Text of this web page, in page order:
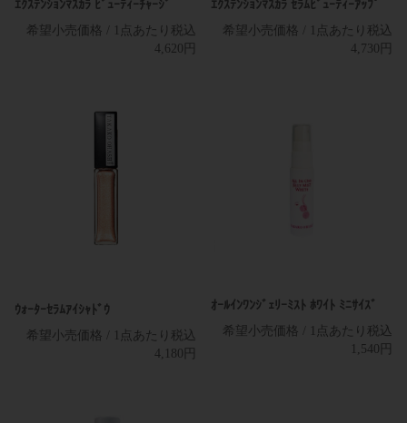
ｴｸｽﾃﾝｼｮﾝﾏｽｶﾗ ﾋﾞｭｰﾃｨｰﾁｬｰｼﾞ
希望小売価格 / 1点あたり税込
4,620円
ｴｸｽﾃﾝｼｮﾝﾏｽｶﾗ ｾﾗﾑﾋﾞｭｰﾃｨｰｱｯﾌﾟ
希望小売価格 / 1点あたり税込
4,730円
ｳｫｰﾀｰｾﾗﾑｱｲｼｬﾄﾞｳ
希望小売価格 / 1点あたり税込
4,180円
ｵｰﾙｲﾝﾜﾝｼﾞｪﾘｰﾐｽﾄ ﾎﾜｲﾄ ﾐﾆｻｲｽﾞ
希望小売価格 / 1点あたり税込
1,540円